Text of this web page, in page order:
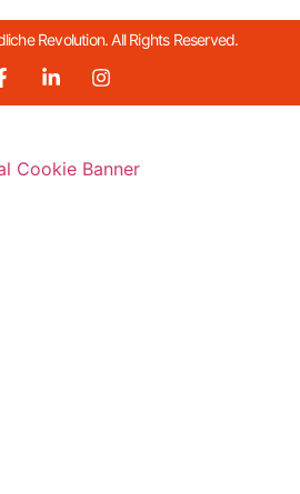
Revolution. All Rights Reserved.
Cookie Banner